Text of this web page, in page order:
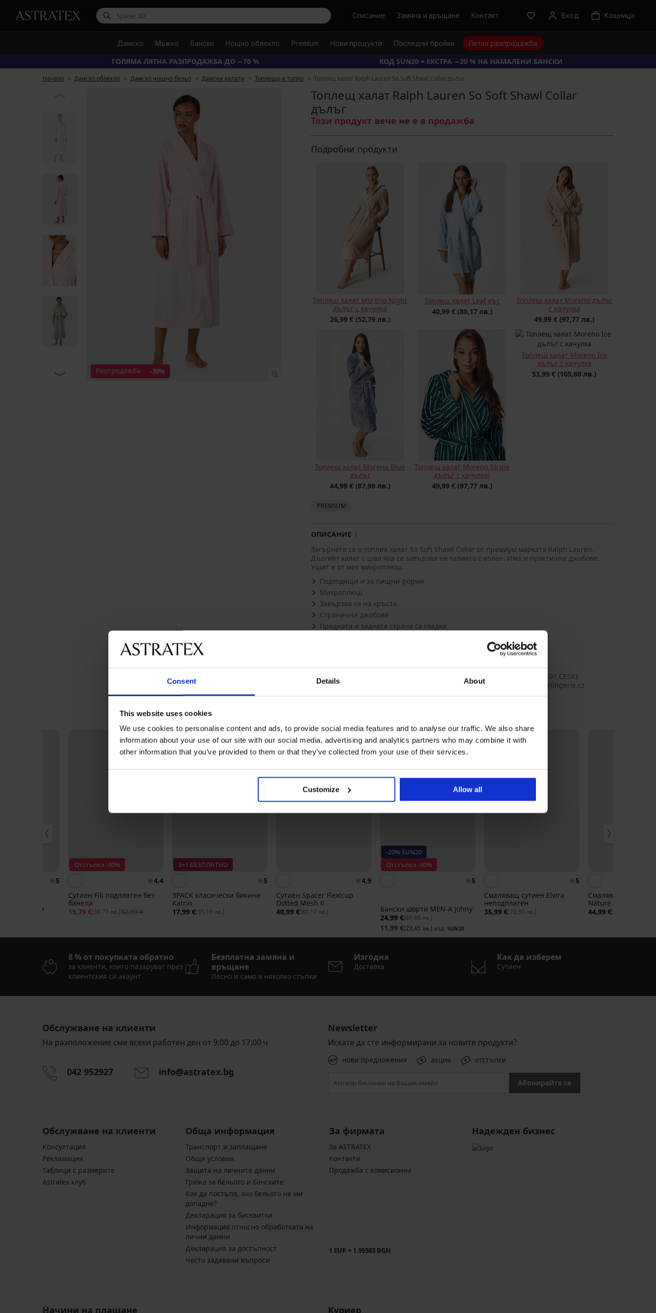
Consent Details About
This website uses cookies
We use cookies to personalise content and ads, to provide social media features and to analyse our traffic. We also share
information about your use of our site with our social media, advertising and analytics partners who may combine it with
other information that you’ve provided to them or that they’ve collected from your use of their services.
Customize Allow all
ТърсиСписание Замяна и връщане Контакт Вход Kошница
Дамско Мъжко Бански Нощно облекло Premium Нови продукти Последни бройки Лятна разпродажба
ГОЛЯМА ЛЯТНА РАЗПРОДАЖБА ДО −70 % КОД SUN20 = ЕКСТРА −20 % НА НАМАЛЕНИ БАНСКИ
Начало Дамско облекло Дамско нощно бельо Дамски халати Топлещо и топло Топлещ халат Ralph Lauren So Soft Shawl Collar дълъг
Разпродажба -30%
Топлещ халат Ralph Lauren So Soft Shawl Collar
дълъг
Този продукт вече не е в продажба
Подробни продукти
Топлещ халат Moreno Night
дълъг с качулка
26,99 € (52,79 лв.)
Топлещ халат Leaf къс
40,99 € (80,17 лв.)
Топлещ халат Moreno дълъг
с качулка
49,99 € (97,77 лв.)
Топлещ халат Moreno Blue
дълъг
44,99 € (87,99 лв.)
Топлещ халат Moreno Stripe
дълъг с качулкаí
49,99 € (97,77 лв.)
Топлещ халат Moreno Ice
дълъг с качулка
53,99 € (105,60 лв.)
PREMIUM
ОПИСАНИЕ
Загърнете се в топлия халат So Soft Shawl Collar от премиум марката Ralph Lauren.
Дългият халат с шал яка се завързва на талията с колан. Има и практични джобове.
Ушит е от мек микроплюш.
Подходящи и за пищни форми
Микроплюш
Завързва се на кръста
Странични джобове
Предната и задната страна са гладки
100% рециклиран полиестер
Марка
Ralph Lauren
Производител
Emporio s.r.o., aдрес: RIEGROVA 51, 370 01 CESKE
BUDEJOVICE, Czechia, Имейл: emporio@lingerie.cz
5
бикини Lady
Отстъпка -40%
4,4
Сутиен Fili подплатен без
банели
19,79 €(38,71 лв.)32,99 €
3+1 БЕЗПЛАТНО
5
3PACK класически бикини
Katrin
17,99 €(35,19 лв.)
4,9
Сутиен Spacer Flexicup
Dotted Mesh II
40,99 €(80,17 лв.)
-20% SUN20
Отстъпка -40%
5
Бански шорти MEN-A Johny
24,99 €(48,88 лв.)
11,99 €(23,45 лв.) код: SUN20
5
Смаляващ сутиен Elvira
неподплатен
35,99 €(70,39 лв.)
Смаляващ сутиен
Nature
44,99 €(87,99 лв.)
8 % от покупката обратно
за клиенти, които пазаруват през
клиентския си акаунт
Безплатна замяна и
връщане
Лесно и само в няколко стъпки
Изгодна
Доставка
Как да изберем
Сутиен
Обслужване на клиенти
На разположение сме всеки работен ден от 9:00 до 17:00 ч
042 952927 info@astratex.bg
Newsletter
Искате да сте информирани за новите продукти?
нови предложения акция отстъпки
Абонирайте се
Обслужване на клиенти
Консултация
Pекламация
Таблици с размерите
Astratex клуб
Обща информация
Транспорт и заплащане
Общи условия
Защита на личните данни
Грижа за бельото и банските
Kак да постъпя, ако бельото не ми
допадне?
Декларация за бисквитки
Информация относно обработката на
лични данни
Декларация за достъпност
Често задавани въпроси
За фирмата
За ASTRATEX
Контакти
Продажба с комисионна
1 EUR = 1.95583 BGN
Надежден бизнес
Начини на плащане Куриер